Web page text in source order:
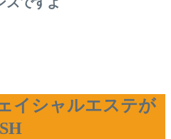
イシャルエステが